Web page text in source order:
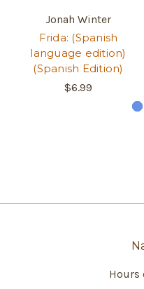
Jonah Winter
Frida: (Spanish
language edition)
(Spanish Edition)
$6.99
Hours